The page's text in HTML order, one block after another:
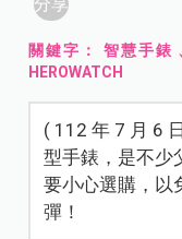
關鍵字： 智慧手錶
HEROWATCH
( 112 年 7 月 6
型手錶，是不少
要小心選購，以
彈！